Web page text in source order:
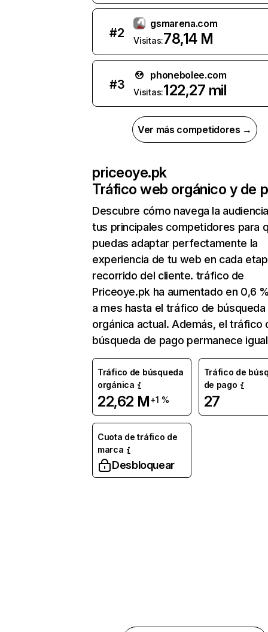
#2
gsmarena.com
Visitas:78,14 M
#3
phonebolee.com
Visitas:122,27 mil
Ver más competidores →
priceoye.pk
Tráfico web orgánico y de
Descubre cómo navega la
tus principales competidores para
puedas adaptar perfectamente la
experiencia de tu web en cada
recorrido del cliente. tráfico de
Priceoye.pk ha aumentado en 0,6
a mes hasta el tráfico de búsqueda
orgánica actual. Además, el tráfico
búsqueda de pago permanece
Tráfico de búsqueda
orgánica
22,62 M+1 %
Tráfico de
de pago
27
Cuota de tráfico de
marca
Desbloquear